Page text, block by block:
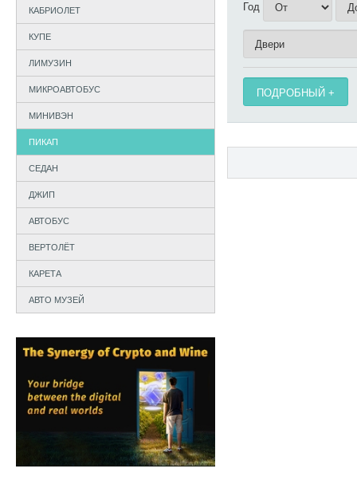
КАБРИОЛЕТ
КУПЕ
ЛИМУЗИН
МИКРОАВТОБУС
МИНИВЭН
ПИКАП
СЕДАН
ДЖИП
АВТОБУС
ВЕРТОЛЁТ
КАРЕТА
АВТО МУЗЕЙ
Год
ПОДРОБНЫЙ